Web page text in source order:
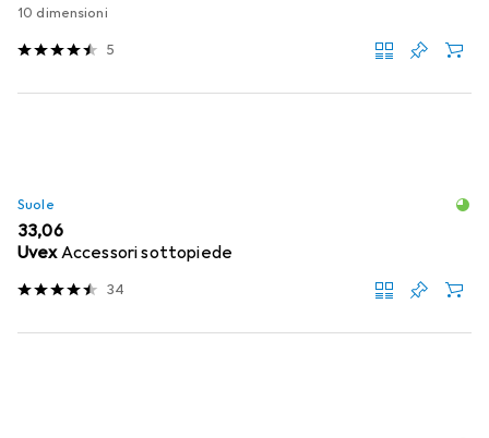
10 dimensioni
5
Suole
EUR
33,06
UvexAccessori sottopiede
34